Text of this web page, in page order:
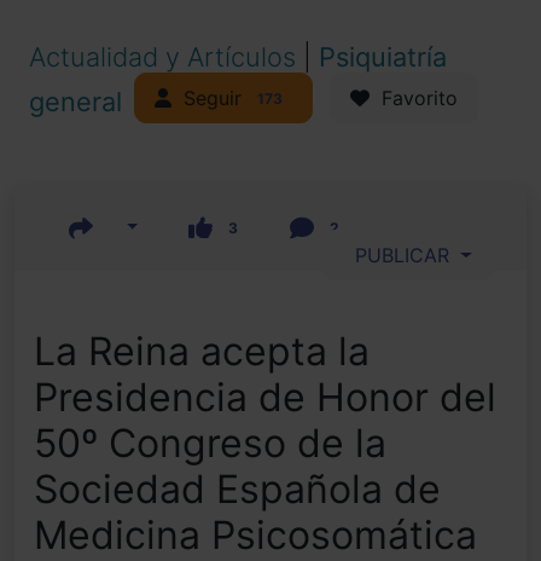
Actualidad y Artículos
Psiquiatría
general
Seguir 173 Favorito
3 2
PUBLICAR
La Reina acepta la
Presidencia de Honor del
50º Congreso de la
Sociedad Española de
Medicina Psicosomática